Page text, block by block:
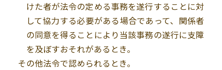
けた者が法令の定める事務を遂行することに対
して協力する必要がある場合であって、関係者
の同意を得ることにより当該事務の遂行に支障
を及ぼすおそれがあるとき。
その他法令で認められるとき。